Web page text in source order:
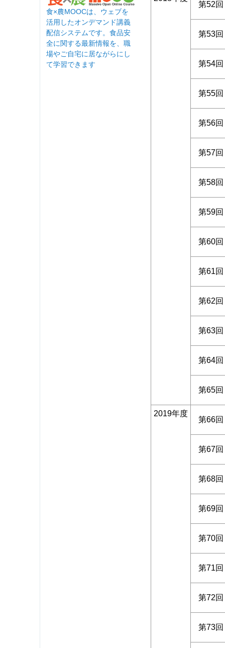
第52回
第53回
第54回
第55回
第56回
第57回
第58回
第59回
第60回
第61回
第62回
第63回
第64回
第65回
2019年度
第66回
第67回
第68回
第69回
第70回
第71回
第72回
第73回
食×農MOOCは、ウェブを
活用したオンデマンド講義
配信システムです。食品安
全に関する最新情報を、職
場やご自宅に居ながらにし
て学習できます